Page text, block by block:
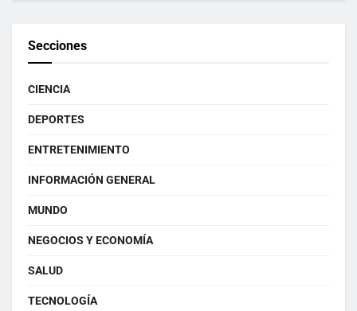
Secciones
CIENCIA
DEPORTES
ENTRETENIMIENTO
INFORMACIÓN GENERAL
MUNDO
NEGOCIOS Y ECONOMÍA
SALUD
TECNOLOGÍA